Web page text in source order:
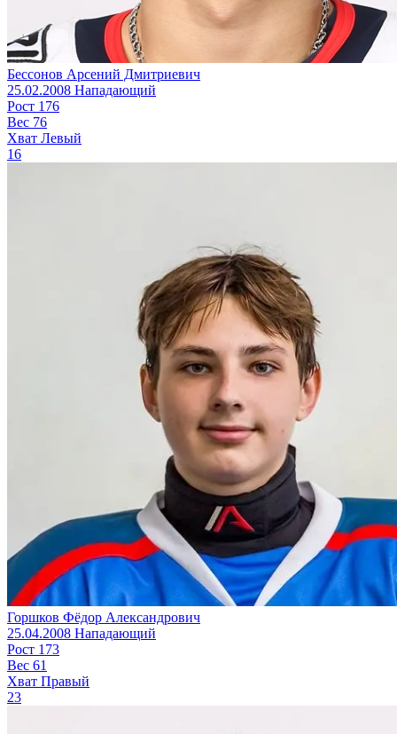
Бессонов Арсений Дмитриевич
25.02.2008 Нападающий
Рост 176
Вес 76
Хват Левый
16
Горшков Фёдор Александрович
25.04.2008 Нападающий
Рост 173
Вес 61
Хват Правый
23